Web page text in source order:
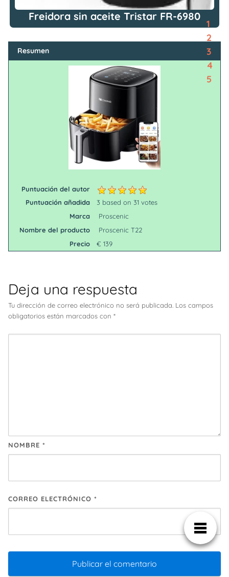
Freidora sin aceite Tristar FR-6980
Resumen
1
2
3
4
5
Puntuación del autor
Puntuación añadida
3 based on31 votes
Marca
Proscenic
Nombre del producto
Proscenic T22
Precio
€ 139
Deja una respuesta
Tu dirección de correo electrónico no será publicada. Los campos
obligatorios están marcados con *
NOMBRE *
CORREO ELECTRÓNICO *